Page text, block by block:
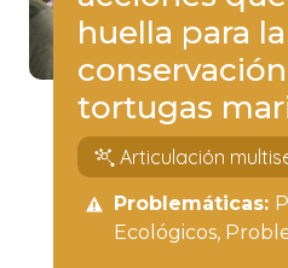
huella para la
tortugas
Articulación
Problemáticas:
Ecológicos